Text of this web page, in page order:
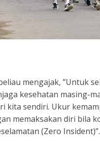
mengajak, ”Untuk
kesehatan masing-
kita sendiri. Ukur
memaksakan diri bila
(Zero Insident)”.